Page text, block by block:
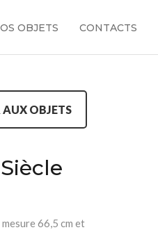
OBJETS CONTACTS
AUX OBJETS
66,5 cm et